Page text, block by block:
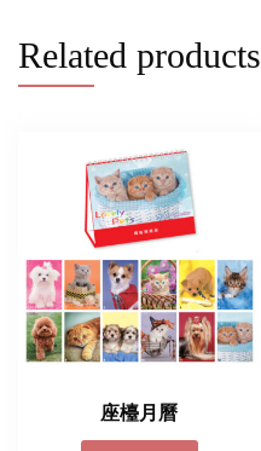
Related products
座檯月曆